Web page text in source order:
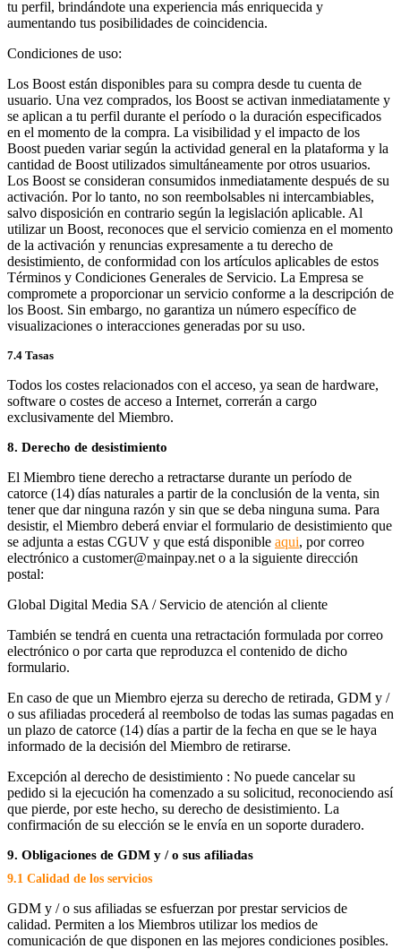
tu perfil, brindándote una experiencia más enriquecida y
aumentando tus posibilidades de coincidencia.
Condiciones de uso:
Los Boost están disponibles para su compra desde tu cuenta de
usuario. Una vez comprados, los Boost se activan inmediatamente y
se aplican a tu perfil durante el período o la duración especificados
en el momento de la compra. La visibilidad y el impacto de los
Boost pueden variar según la actividad general en la plataforma y la
cantidad de Boost utilizados simultáneamente por otros usuarios.
Los Boost se consideran consumidos inmediatamente después de su
activación. Por lo tanto, no son reembolsables ni intercambiables,
salvo disposición en contrario según la legislación aplicable. Al
utilizar un Boost, reconoces que el servicio comienza en el momento
de la activación y renuncias expresamente a tu derecho de
desistimiento, de conformidad con los artículos aplicables de estos
Términos y Condiciones Generales de Servicio. La Empresa se
compromete a proporcionar un servicio conforme a la descripción de
los Boost. Sin embargo, no garantiza un número específico de
visualizaciones o interacciones generadas por su uso.
7.4 Tasas
Todos los costes relacionados con el acceso, ya sean de hardware,
software o costes de acceso a Internet, correrán a cargo
exclusivamente del Miembro.
8. Derecho de desistimiento
El Miembro tiene derecho a retractarse durante un período de
catorce (14) días naturales a partir de la conclusión de la venta, sin
tener que dar ninguna razón y sin que se deba ninguna suma. Para
desistir, el Miembro deberá enviar el formulario de desistimiento que
se adjunta a estas CGUV y que está disponible aqui, por correo
electrónico a customer@mainpay.net o a la siguiente dirección
postal:
Global Digital Media SA / Servicio de atención al cliente
También se tendrá en cuenta una retractación formulada por correo
electrónico o por carta que reproduzca el contenido de dicho
formulario.
En caso de que un Miembro ejerza su derecho de retirada, GDM y /
o sus afiliadas procederá al reembolso de todas las sumas pagadas en
un plazo de catorce (14) días a partir de la fecha en que se le haya
informado de la decisión del Miembro de retirarse.
Excepción al derecho de desistimiento : No puede cancelar su
pedido si la ejecución ha comenzado a su solicitud, reconociendo así
que pierde, por este hecho, su derecho de desistimiento. La
confirmación de su elección se le envía en un soporte duradero.
9. Obligaciones de GDM y / o sus afiliadas
9.1 Calidad de los servicios
GDM y / o sus afiliadas se esfuerzan por prestar servicios de
calidad. Permiten a los Miembros utilizar los medios de
comunicación de que disponen en las mejores condiciones posibles.